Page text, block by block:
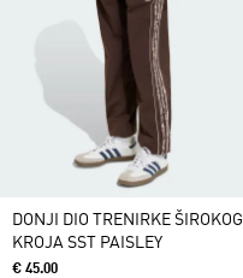
DONJI DIO TRENIRKE ŠIROKOG
KROJA SST PAISLEY
€ 45.00